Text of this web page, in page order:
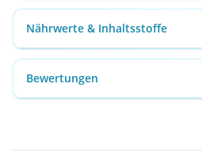
Nährwerte & Inhaltsstoffe
Bewertungen